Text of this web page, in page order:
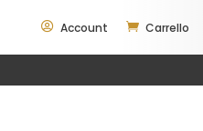
 Account  Carrello